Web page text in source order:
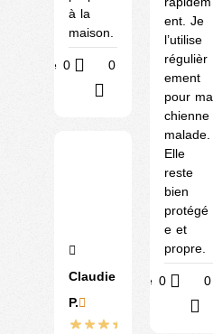
à la
maison.
Utile 0 0
Claudie
P.
ent. Je
l’utilise
régulièr
ement
pour ma
chienne
malade.
Elle
reste
bien
protégé
e et
propre.
Utile 0 0